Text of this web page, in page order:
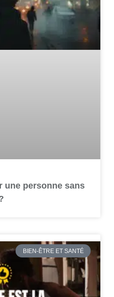
une personne sans
BIEN-ÊTRE ET SANTÉ